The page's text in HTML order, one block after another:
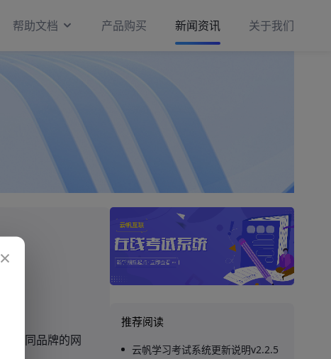
帮助文档 产品购买 新闻资讯 关于我们
不同品牌的网
推荐阅读
云帆学习考试系统更新说明v2.2.5
×